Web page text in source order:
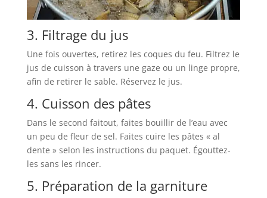
3. Filtrage du jus
Une fois ouvertes, retirez les coques du feu. Filtrez le
jus de cuisson à travers une gaze ou un linge propre,
afin de retirer le sable. Réservez le jus.
4. Cuisson des pâtes
Dans le second faitout, faites bouillir de l’eau avec
un peu de fleur de sel. Faites cuire les pâtes « al
dente » selon les instructions du paquet. Égouttez-
les sans les rincer.
5. Préparation de la garniture